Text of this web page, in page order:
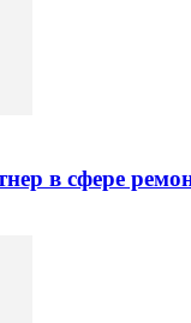
в сфере